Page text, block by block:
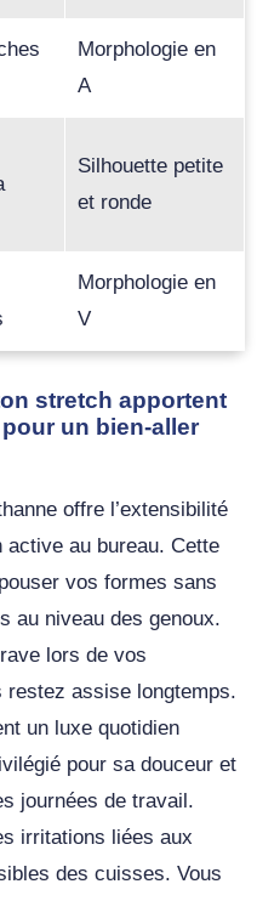
Morphologie en
A
Silhouette petite
et ronde
Morphologie en
V
stretch apportent
un bien-aller
offre l’extensibilité
au bureau. Cette
vos formes sans
au niveau des genoux.
lors de vos
restez assise longtemps.
un luxe quotidien
pour sa douceur et
journées de travail.
irritations liées aux
des cuisses. Vous